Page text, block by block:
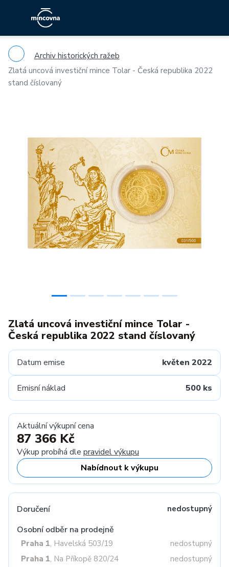
Archiv historických ražeb
Zlatá uncová investiční mince Tolar - Česká republika 2022
stand číslovaný
Zlatá uncová investiční mince Tolar -
Česká republika 2022 stand číslovaný
Datum emise květen 2022
Emisní náklad 500 ks
Aktuální výkupní cena
87 366 Kč
Výkup probíhá dle pravidel výkupu
Nabídnout k výkupu
Doručení nedostupný
Osobní odběr na prodejně
Praha 1, Havelská 503/19
nedostupný
Praha 1, Na Příkopě 820/24
nedostupný